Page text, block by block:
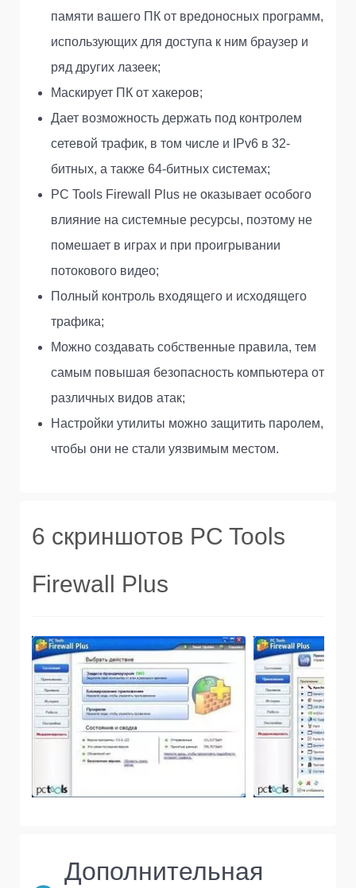
памяти вашего ПК от вредоносных программ,
использующих для доступа к ним браузер и
ряд других лазеек;
Маскирует ПК от хакеров;
Дает возможность держать под контролем
сетевой трафик, в том числе и IPv6 в 32-
битных, а также 64-битных системах;
PC Tools Firewall Plus не оказывает особого
влияние на системные ресурсы, поэтому не
помешает в играх и при проигрывании
потокового видео;
Полный контроль входящего и исходящего
трафика;
Можно создавать собственные правила, тем
самым повышая безопасность компьютера от
различных видов атак;
Настройки утилиты можно защитить паролем,
чтобы они не стали уязвимым местом.
6 скриншотов PC Tools
Firewall Plus
Дополнительная